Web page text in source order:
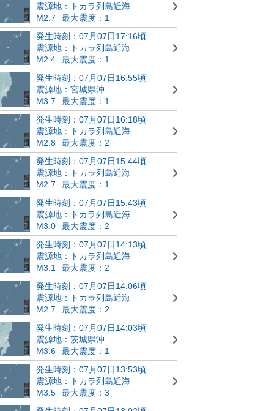
震源地：トカラ列島近海
M2.7
最大震度：1
発生時刻：07月07日17:16頃
震源地：トカラ列島近海
M2.4
最大震度：1
発生時刻：07月07日16:55頃
震源地：宮城県沖
M3.7
最大震度：1
発生時刻：07月07日16:18頃
震源地：トカラ列島近海
M2.8
最大震度：2
発生時刻：07月07日15:44頃
震源地：トカラ列島近海
M2.7
最大震度：1
発生時刻：07月07日15:43頃
震源地：トカラ列島近海
M3.0
最大震度：2
発生時刻：07月07日14:13頃
震源地：トカラ列島近海
M3.1
最大震度：2
発生時刻：07月07日14:06頃
震源地：トカラ列島近海
M2.7
最大震度：2
発生時刻：07月07日14:03頃
震源地：茨城県沖
M3.6
最大震度：1
発生時刻：07月07日13:53頃
震源地：トカラ列島近海
M3.5
最大震度：3